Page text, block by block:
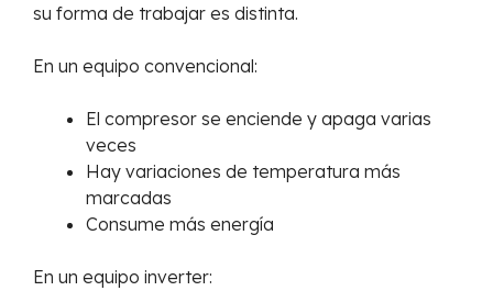
su forma de trabajar es distinta.
En un equipo convencional:
El compresor se enciende y apaga varias
veces
Hay variaciones de temperatura más
marcadas
Consume más energía
En un equipo inverter: